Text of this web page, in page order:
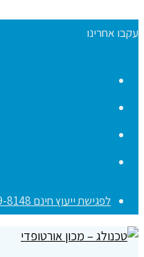
עקבו אחרינו
לפגישת ייעוץ חינם 03-909-8148